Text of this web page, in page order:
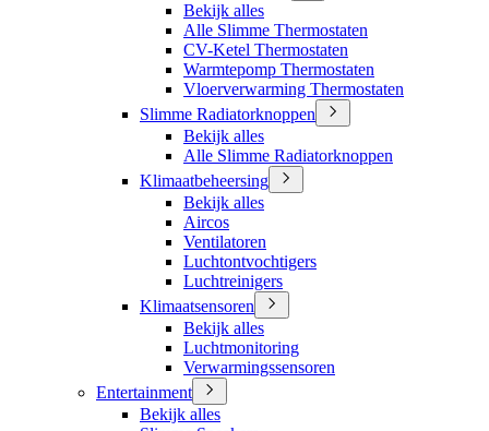
Bekijk alles
Alle Slimme Thermostaten
CV-Ketel Thermostaten
Warmtepomp Thermostaten
Vloerverwarming Thermostaten
Slimme Radiatorknoppen
Bekijk alles
Alle Slimme Radiatorknoppen
Klimaatbeheersing
Bekijk alles
Aircos
Ventilatoren
Luchtontvochtigers
Luchtreinigers
Klimaatsensoren
Bekijk alles
Luchtmonitoring
Verwarmingssensoren
Entertainment
Bekijk alles